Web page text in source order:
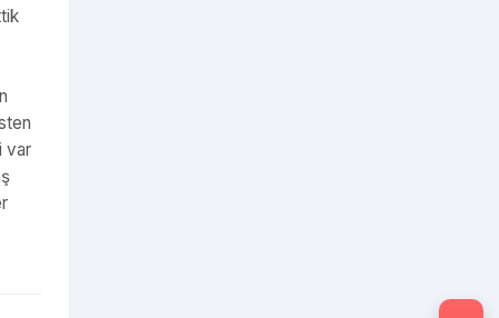
var